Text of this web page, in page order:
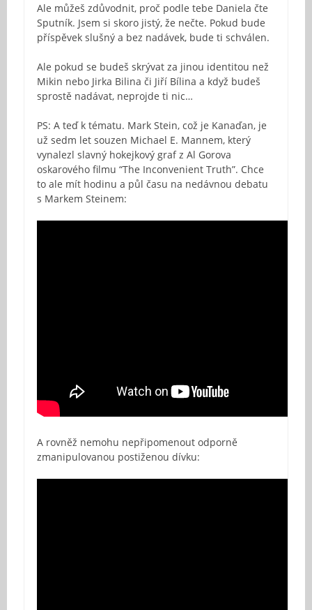
Ale můžeš zdůvodnit, proč podle tebe Daniela čte
Sputník. Jsem si skoro jistý, že nečte. Pokud bude
příspěvek slušný a bez nadávek, bude ti schválen.
Ale pokud se budeš skrývat za jinou identitou než
Mikin nebo Jirka Bilina či Jiří Bílina a když budeš
sprostě nadávat, neprojde ti nic…
PS: A teď k tématu. Mark Stein, což je Kanaďan, je
už sedm let souzen Michael E. Mannem, který
vynalezl slavný hokejkový graf z Al Gorova
oskarového filmu “The Inconvenient Truth”. Chce
to ale mít hodinu a půl času na nedávnou debatu
s Markem Steinem:
A rovněž nemohu nepřipomenout odporně
zmanipulovanou postiženou dívku: